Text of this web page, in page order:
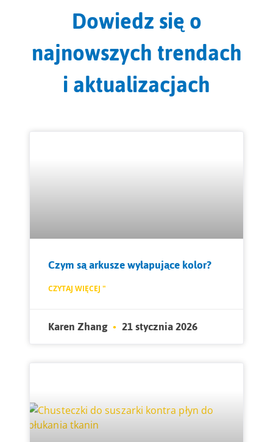
Dowiedz się o
najnowszych trendach
i aktualizacjach
Czym są arkusze wyłapujące kolor?
CZYTAJ WIĘCEJ "
Karen Zhang 21 stycznia 2026